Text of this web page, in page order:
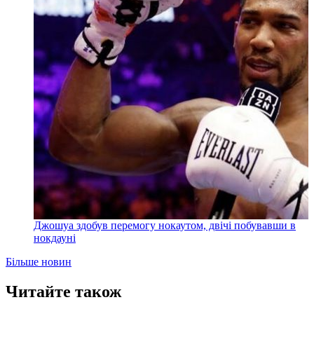
Джошуа здобув перемогу нокаутом, двічі побувавши в
нокдауні
Більше новин
Читайте також